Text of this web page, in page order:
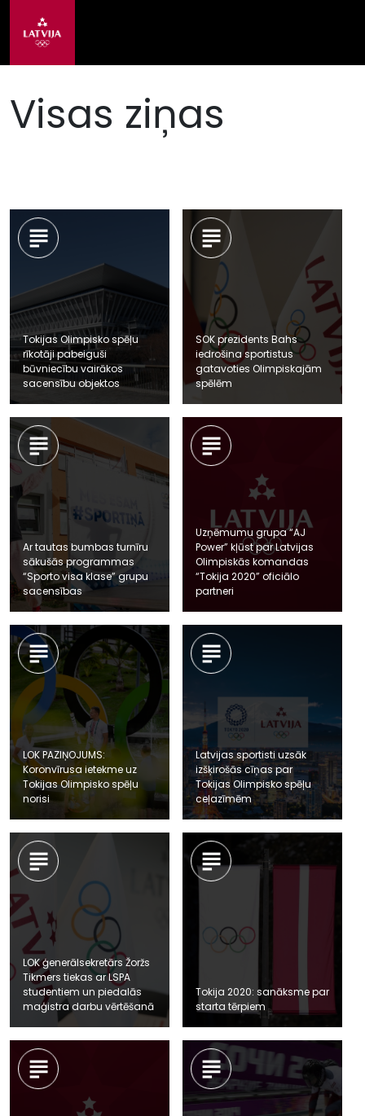
Visas ziņas
Tokijas Olimpisko spēļu
rīkotāji pabeiguši
būvniecību vairākos
sacensību objektos
SOK prezidents Bahs
iedrošina sportistus
gatavoties Olimpiskajām
spēlēm
Ar tautas bumbas turnīru
sākušās programmas
“Sporto visa klase” grupu
sacensības
Uzņēmumu grupa “AJ
Power” kļūst par Latvijas
Olimpiskās komandas
“Tokija 2020” oficiālo
partneri
LOK PAZIŅOJUMS:
Koronvīrusa ietekme uz
Tokijas Olimpisko spēļu
norisi
Latvijas sportisti uzsāk
izšķirošās cīņas par
Tokijas Olimpisko spēļu
ceļazīmēm
LOK ģenerālsekretārs Žoržs
Tikmers tiekas ar LSPA
studentiem un piedalās
maģistra darbu vērtēšanā
Tokija 2020: sanāksme par
starta tērpiem